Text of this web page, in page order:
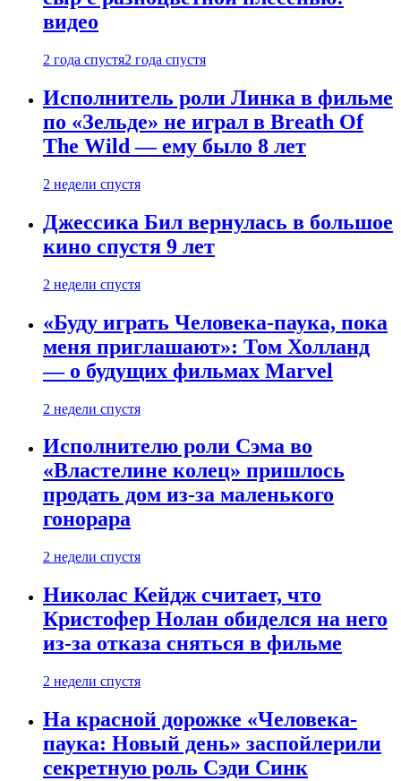
видео
2 года спустя2 года спустя
Исполнитель роли Линка в фильме
по «Зельде» не играл в Breath Of
The Wild — ему было 8 лет
2 недели спустя
Джессика Бил вернулась в большое
кино спустя 9 лет
2 недели спустя
«Буду играть Человека-паука, пока
меня приглашают»: Том Холланд
— о будущих фильмах Marvel
2 недели спустя
Исполнителю роли Сэма во
«Властелине колец» пришлось
продать дом из-за маленького
гонорара
2 недели спустя
Николас Кейдж считает, что
Кристофер Нолан обиделся на него
из-за отказа сняться в фильме
2 недели спустя
На красной дорожке «Человека-
паука: Новый день» заспойлерили
секретную роль Сэди Синк